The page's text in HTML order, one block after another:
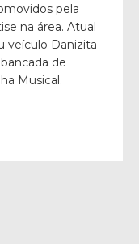
pela
na área. Atual
veículo Danizita
de
Musical.